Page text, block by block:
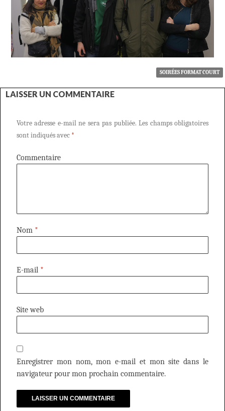
SOIRÉES FORMAT COURT
LAISSER UN COMMENTAIRE
Votre adresse e-mail ne sera pas publiée. Les champs obligatoires
sont indiqués avec *
Commentaire
Nom *
E-mail *
Site web
Enregistrer mon nom, mon e-mail et mon site dans le
navigateur pour mon prochain commentaire.